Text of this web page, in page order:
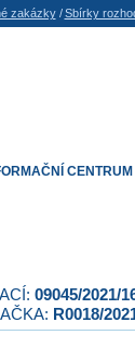
09045/2021/
R0018/
CENTRUM
zakázky/ Sbírky